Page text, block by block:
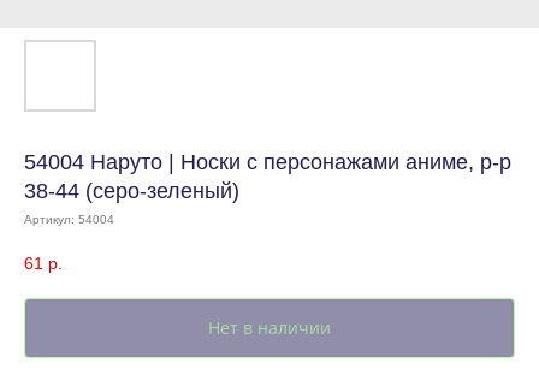
54004 Наруто | Носки с персонажами аниме, р-р
38-44 (серо-зеленый)
Артикул: 54004
61 р.
Нет в наличии